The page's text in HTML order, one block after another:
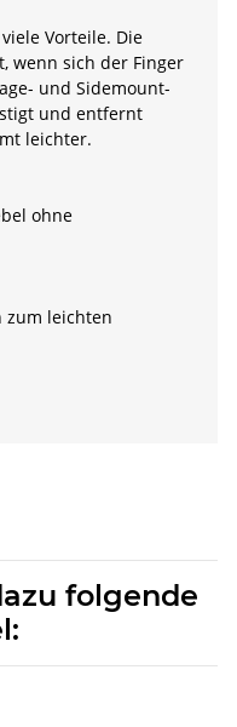
Vorteile. Die
wenn sich der Finger
und Sidemount-
und entfernt
leichter.
ohne
zum leichten
folgende